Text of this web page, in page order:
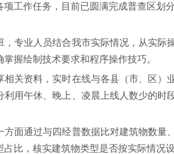
工作任务，目前已圆满完成普查区划
专业人员结合我市实际情况，从实际
握绘制技术要求和程序操作技巧。
关资料，实时在线与各县（市、区）
用午休、晚上、凌晨上线人数少的时
面通过与四经普数据比对建筑物数量
比，核实建筑物类型是否按实际情况